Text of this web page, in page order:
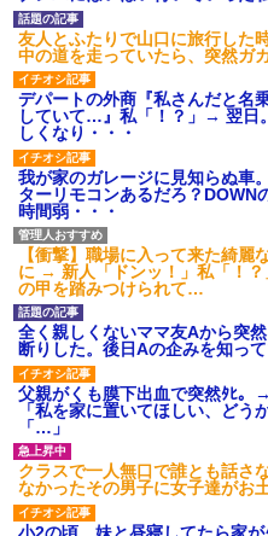
ション鳴らしてんだ！降りてこ
いよ！」と怒鳴りだし...
【衝撃】報酬100万円超の治験
募集がこちらｗｗｗｗｗ(※画像
あり)
【ネット騒然】惨殺されたタ
ワマン頂き女子のこの動画、す
げえええええｗｗｗｗｗｗｗｗ
ｗｗｗ
【愕然】白のクラウン俺氏、
高速道路左車線を制限速度で走
った結果wwwwwwwwwwww
百年の恋12-899 食べた量を
張り合ってくる
【悲報】佐藤輝明・・・２軍
でも盛大にやらかす←あまり悲
しませないでくれ
友人とふたりで山口に旅行した
中の道を走っていたら、突然ガ
デパートの外商『私さんだと名
していて…』私「！？」→ 翌日
しくなり・・・
我が家のガレージに見知らぬ車
ターリモコンあるだろ？
時間弱・・・
【衝撃】職場に入って来た綺麗
に → 新人「ドンッ！」私「！
の甲を踏みつけられて…
全く親しくないママ友Aから突
断りした。後日Aの企みを知っ
父親がくも膜下出血で突然ﾀﾋ
「私を家に置いてほしい、ど
「…」
クラスで一人無口で誰とも話さ
なかったその男子に女子達がお
小2の頃、妹と昼寝してたら家